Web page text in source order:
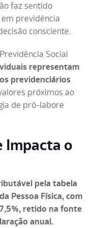
faz sentido
previdência
consciente.
Social
representam
previdenciários
próximos ao
de pró-labore
Impacta o
pela tabela
Pessoa Física, com
retido na fonte
anual.